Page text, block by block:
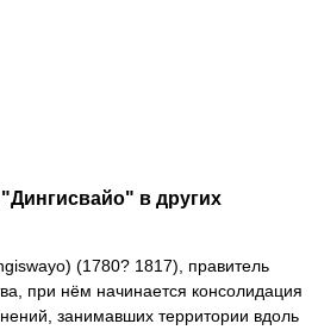
в других
(1780? 1817), правитель
при нём начинается консолидация
занимавших территории вдоль